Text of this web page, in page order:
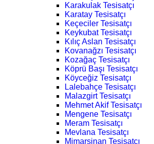
Karakulak Tesisatçı
Karatay Tesisatçı
Keçeciler Tesisatçı
Keykubat Tesisatçı
Kılıç Aslan Tesisatçı
Kovanağzı Tesisatçı
Kozağaç Tesisatçı
Köprü Başı Tesisatçı
Köyceğiz Tesisatçı
Lalebahçe Tesisatçı
Malazgirt Tesisatçı
Mehmet Akif Tesisatçı
Mengene Tesisatçı
Meram Tesisatçı
Mevlana Tesisatçı
Mimarsinan Tesisatçı